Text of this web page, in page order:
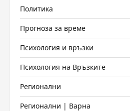
Политика
Прогноза за време
Психология и връзки
Психология на Връзките
Регионални
Регионални | Варна